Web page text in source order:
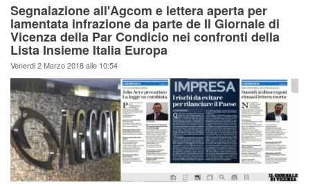
Segnalazione all'Agcom e lettera aperta per
lamentata infrazione da parte de Il Giornale di
Vicenza della Par Condicio nei confronti della
Lista Insieme Italia Europa
Venerdi 2 Marzo 2018 alle 10:54